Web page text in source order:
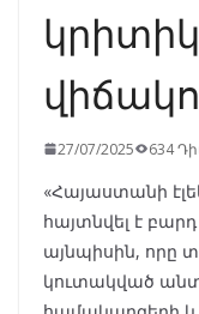
27/07/2025 634
«Հայաստանի
հայտնվել է բարդ
այնպիսին, որը
կուտակված